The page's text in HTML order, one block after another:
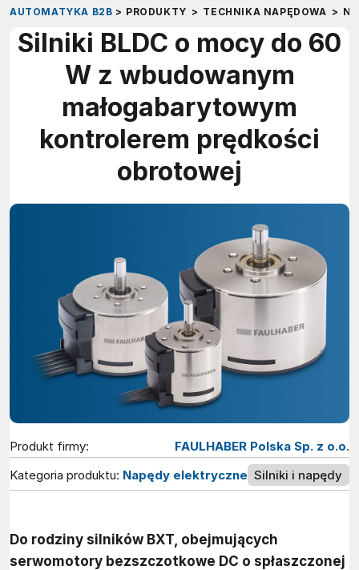
AUTOMATYKA B2B > PRODUKTY > TECHNIKA NAPĘDOWA >
Silniki BLDC o mocy do 60
W z wbudowanym
małogabarytowym
kontrolerem prędkości
obrotowej
Produkt firmy:
FAULHABER Polska Sp. z o.o.
Kategoria produktu: Napędy elektryczne Silniki i napędy
Do rodziny silników BXT, obejmujących
serwomotory bezszczotkowe DC o spłaszczonej